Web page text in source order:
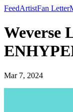
FeedArtistFan Letter
Weverse
Mar 7, 2024